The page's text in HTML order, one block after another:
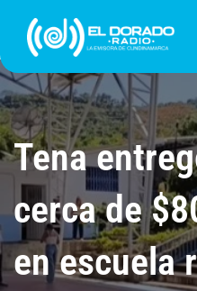
contenido
Tena
cerca de
en escuela